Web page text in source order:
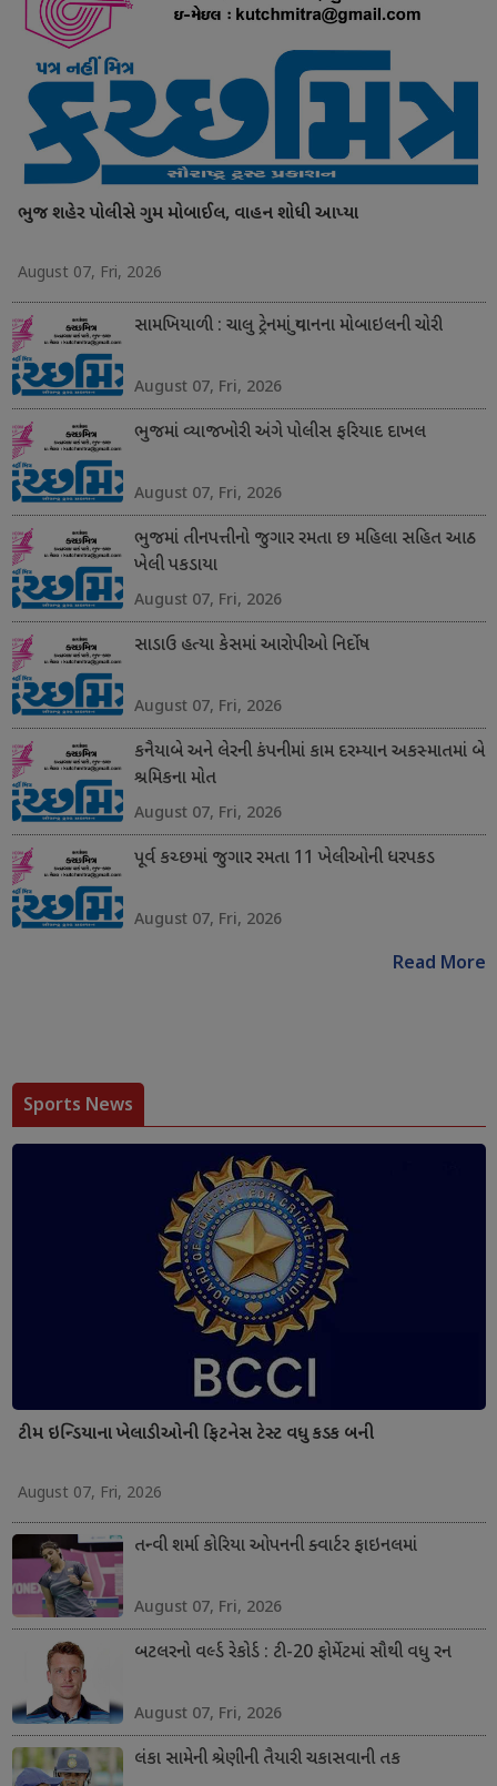
ભુજ શહેર પોલીસે ગુમ મોબાઈલ, વાહન શોધી આપ્યા
August 07, Fri, 2026
સામખિયાળી : ચાલુ ટ્રેનમાં યુવાનના મોબાઇલની ચોરી
August 07, Fri, 2026
ભુજમાં વ્યાજખોરી અંગે પોલીસ ફરિયાદ દાખલ
August 07, Fri, 2026
ભુજમાં તીનપત્તીનો જુગાર રમતા છ મહિલા સહિત આઠ
ખેલી પકડાયા
August 07, Fri, 2026
સાડાઉ હત્યા કેસમાં આરોપીઓ નિર્દોષ
August 07, Fri, 2026
કનૈયાબે અને લેરની કંપનીમાં કામ દરમ્યાન અકસ્માતમાં બે
શ્રમિકના મોત
August 07, Fri, 2026
પૂર્વ કચ્છમાં જુગાર રમતા 11 ખેલીઓની ધરપકડ
August 07, Fri, 2026
Read More
Sports News
ટીમ ઇન્ડિયાના ખેલાડીઓની ફિટનેસ ટેસ્ટ વધુ કડક બની
August 07, Fri, 2026
તન્વી શર્મા કોરિયા ઓપનની ક્વાર્ટર ફાઇનલમાં
August 07, Fri, 2026
બટલરનો વર્લ્ડ રેકોર્ડ : ટી-20 ફોર્મેટમાં સૌથી વધુ રન
August 07, Fri, 2026
લંકા સામેની શ્રેણીની તૈયારી ચકાસવાની તક